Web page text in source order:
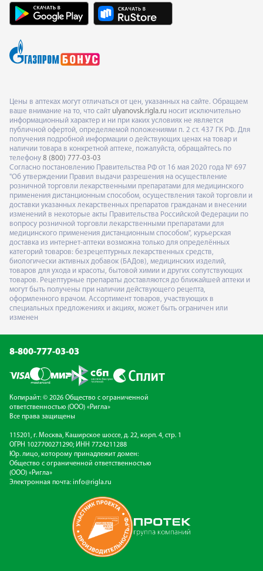
Цены в аптеках могут отличаться от цен, указанных на сайте. Обращаем
ваше внимание на то, что сайт ulyanovsk.rigla.ru носит исключительно
информационный характер и ни при каких условиях не является
публичной офертой, определяемой положениями п. 2 ст. 437 ГК РФ. Для
получения подробной информации о действующих ценах на товар и
наличии товара в конкретной аптеке, пожалуйста, обращайтесь по
телефону 8 (800) 777-03-03
Согласно постановлению Правительства РФ от 16 мая 2020 года № 697
"Об утверждении Правил выдачи разрешения на осуществление
розничной торговли лекарственными препаратами для медицинского
применения дистанционным способом, осуществления такой торговли и
доставки указанных лекарственных препаратов гражданам и внесении
изменений в некоторые акты Правительства Российской Федерации по
вопросу розничной торговли лекарственными препаратами для
медицинского применения дистанционным способом", курьерская
доставка из интернет-аптеки возможна только для определённых
категорий товаров: безрецептурных лекарственных средств,
биологически активных добавок (БАДов), медицинских изделий,
товаров для ухода и красоты, бытовой химии и других сопутствующих
товаров. Рецептурные препараты доставляются до ближайшей аптеки и
могут быть получены при наличии действующего рецепта,
оформленного врачом. Ассортимент товаров, участвующих в
специальных предложениях и акциях, может быть ограничен или
изменен
8-800-777-03-03
Копирайт: © 2026 Общество с ограниченной
ответственностью (ООО) «Ригла»
Все права защищены
115201, г. Москва, Каширское шоссе, д. 22, корп. 4, стр. 1
ОГРН 1027700271290; ИНН 7724211288
Юр. лицо, которому принадлежит домен:
Общество с ограниченной ответственностью
(ООО) «Ригла»
Электронная почта: info@rigla.ru